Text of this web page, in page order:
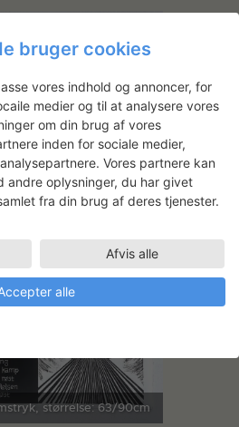
størrelse: 63/90cm
størrelse: 63/90cm
bruger cookies
vores indhold og annoncer, for
medier og til at analysere vores
om din brug af vores
inden for sociale medier,
Vores partnere kan
andre oplysninger, du har givet
fra din brug af deres tjenester.
Afvis alle
alle